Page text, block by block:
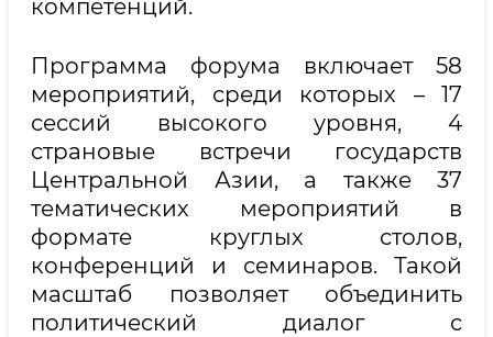
компетенций.
Программа форума включает 58
мероприятий, среди которых – 17
сессий высокого уровня, 4
страновые встречи государств
Центральной Азии, а также 37
тематических мероприятий в
формате круглых столов,
конференций и семинаров. Такой
масштаб позволяет объединить
политический диалог с